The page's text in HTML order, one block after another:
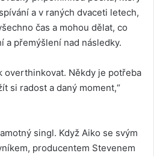
a v raných dvaceti letech,
čas a mohou dělat, co
a přemýšlení nad následky.
overthinkovat. Někdy je potřeba
si radost a daný moment,“
singl. Když Aiko se svým
producentem Stevenem